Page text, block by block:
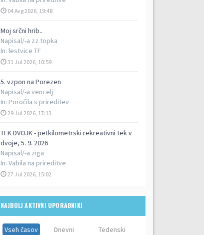
04 Avg 2026, 19:48
Moj srčni hrib..
Napisal/-a zz topka
In: lestvice TF
31 Jul 2026, 10:59
5. vzpon na Porezen
Napisal/-a vencelj
In: Poročila s prireditev
29 Jul 2026, 17:13
TEK DVOJK - petkilometrski rekreativni tek v
dvoje, 5. 9. 2026
Napisal/-a ziga
In: Vabila na prireditve
27 Jul 2026, 15:02
NAJBOLJ AKTIVNI UPORABNIKI
Vseh časov Dnevni Tedenski